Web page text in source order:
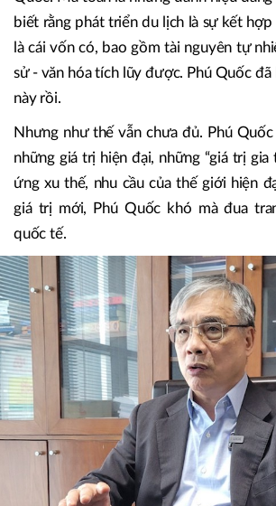
ta sẽ thấy một vành đai biển tuyệt
Thứ hai, chưa thấy chỗ nào ở Việt
giải thưởng du lịch và bất động sản
biết rằng phát triển du lịch là sự kết
là cái vốn có, bao gồm tài nguyên tự
sử - văn hóa tích lũy được. Phú Quốc
này rồi.
Nhưng như thế vẫn chưa đủ. Phú
những giá trị hiện đại, những “giá trị gia
ứng xu thế, nhu cầu của thế giới hiện
giá trị mới, Phú Quốc khó mà đua
quốc tế.